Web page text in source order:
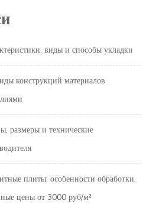
виды и способы укладки
конструкций материалов
размеры и технические
плиты: особенности обработки,
цены от 3000 руб/м²